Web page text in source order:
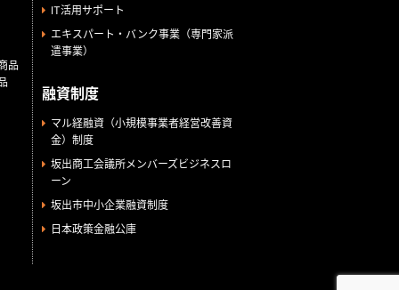
品
IT活用サポート
エキスパート・バンク事業（専門家派
遣事業）
融資制度
マル経融資（小規模事業者経営改善資
金）制度
坂出商工会議所メンバーズビジネスロ
ーン
坂出市中小企業融資制度
日本政策金融公庫